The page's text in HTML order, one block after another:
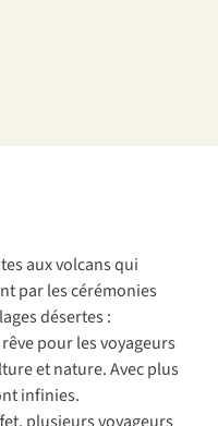
aux volcans qui
par les cérémonies
désertes :
pour les voyageurs
et nature. Avec plus
infinies.